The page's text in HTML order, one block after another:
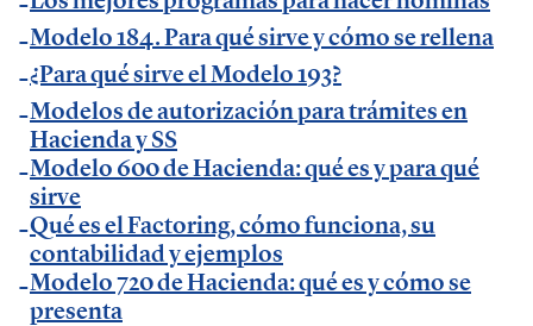
España 2023.
Temáticas de especialización
negocios | startups | contabilidad| fiscalidad |
empresas| asesorías| autonomos | emprendedores
| pequeños negocios | economía | ADE | pymes |
desarrollo de negocio
Modelo 184. Para qué sirve y cómo se rellena
¿Para qué sirve el Modelo 193?
Modelos de autorización para trámites en
Hacienda y SS
Modelo 600 de Hacienda: qué es y para qué
sirve
Qué es el Factoring, cómo funciona, su
contabilidad y ejemplos
Modelo 720 de Hacienda: qué es y cómo se
presenta